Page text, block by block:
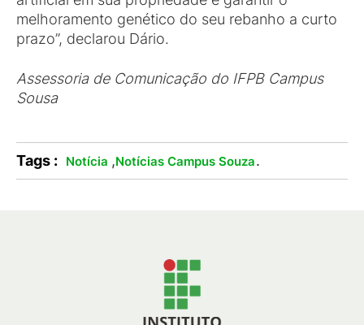
melhoramento genético do seu rebanho a curto
prazo”, declarou Dário.
Assessoria de Comunicação do IFPB Campus
Sousa
Tags : Notícia ,Notícias Campus Souza.